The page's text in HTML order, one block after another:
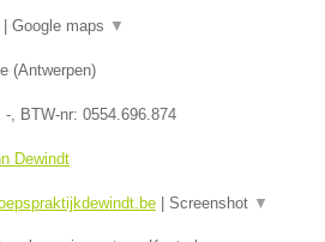
Google maps ▼
(Antwerpen)
-, BTW-nr: 0554.696.874
Dewindt
Screenshot ▼